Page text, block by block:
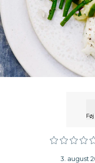
3. august